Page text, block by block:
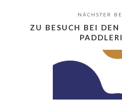
NÄCHSTER
ZU BESUCH BEI